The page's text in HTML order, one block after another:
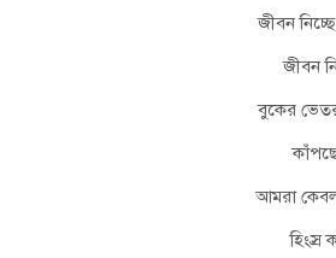
জীবন
জীবন
বুকের
আমরা
হিংস্র